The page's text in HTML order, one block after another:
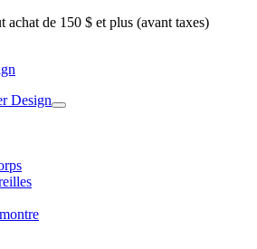
achat de 150 $ et plus (avant taxes)